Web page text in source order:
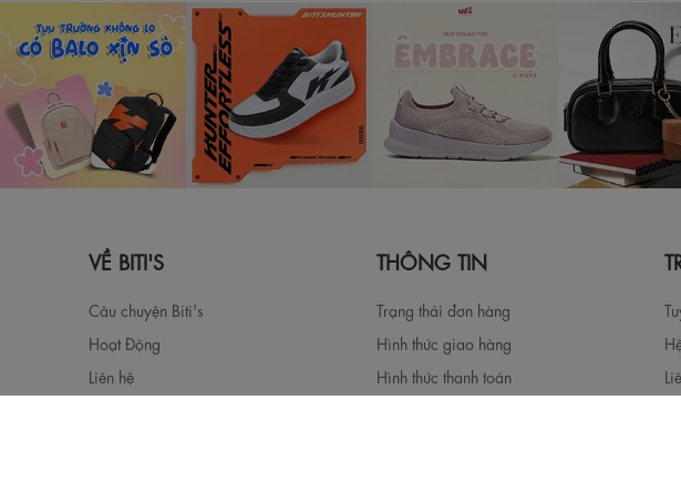
VỀ BITI'S
Câu chuyện Biti's
Hoạt Động
Liên hệ
THÔNG TIN
Trạng thái đơn hàng
Hình thức giao hàng
Hình thức thanh toán